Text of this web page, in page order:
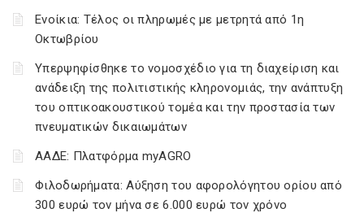
Ενοίκια: Τέλος οι πληρωμές με μετρητά από 1η
Οκτωβρίου
Υπερψηφίσθηκε το νομοσχέδιο για τη διαχείριση και
ανάδειξη της πολιτιστικής κληρονομιάς, την ανάπτυξη
του οπτικοακουστικού τομέα και την προστασία των
πνευματικών δικαιωμάτων
ΑΑΔΕ: Πλατφόρμα myAGRO
Φιλοδωρήματα: Αύξηση του αφορολόγητου ορίου από
300 ευρώ τον μήνα σε 6.000 ευρώ τον χρόνο